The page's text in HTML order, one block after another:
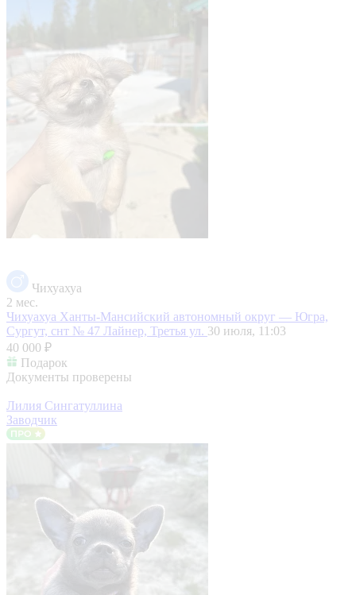
Чихуахуа
2 мес.
Чихуахуа Ханты-Мансийский автономный округ — Югра,
Сургут, снт № 47 Лайнер, Третья ул. 30 июля, 11:03
40 000 ₽
Подарок
Документы проверены
Лилия Сингатуллина
Заводчик